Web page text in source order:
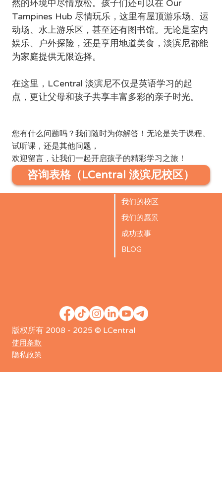
然的环境中尽情放松。孩子们还可以在 Our
Tampines Hub 尽情玩乐，这里有屋顶游乐场、运
动场、水上游乐区，甚至还有图书馆。无论是室内
娱乐、户外探险，还是享用地道美食，淡滨尼都能
为家庭提供无限选择。
在这里，LCentral 淡滨尼不仅是英语学习的起
点，更让父母和孩子共享丰富多彩的亲子时光。
您有什么问题吗？我们随时为你解答！无论是关于课程、
试听课，还是其他问题，
欢迎留言，让我们一起开启孩子的精彩学习之旅！
咨询表格（LCentral 淡滨尼校区）
我们的校区
我们的愿景
成功故事
BLOG
版权所有 2008 - 2025 © LCentral
使用条款
隐私政策